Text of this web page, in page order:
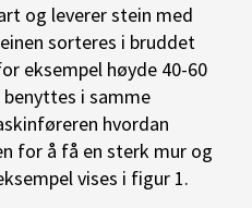
og leverer stein med
sorteres i bruddet
eksempel høyde 40-60
i samme
hvordan
for å få en sterk mur og
vises i figur 1.